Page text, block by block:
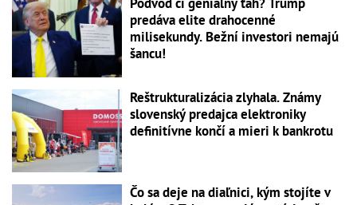
predáva elite drahocenné
milisekundy. Bežní investori nemajú
šancu!
Reštrukturalizácia zlyhala. Známy
slovenský predajca elektroniky
definitívne končí a mieri k bankrotu
Čo sa deje na diaľnici, kým stojíte v